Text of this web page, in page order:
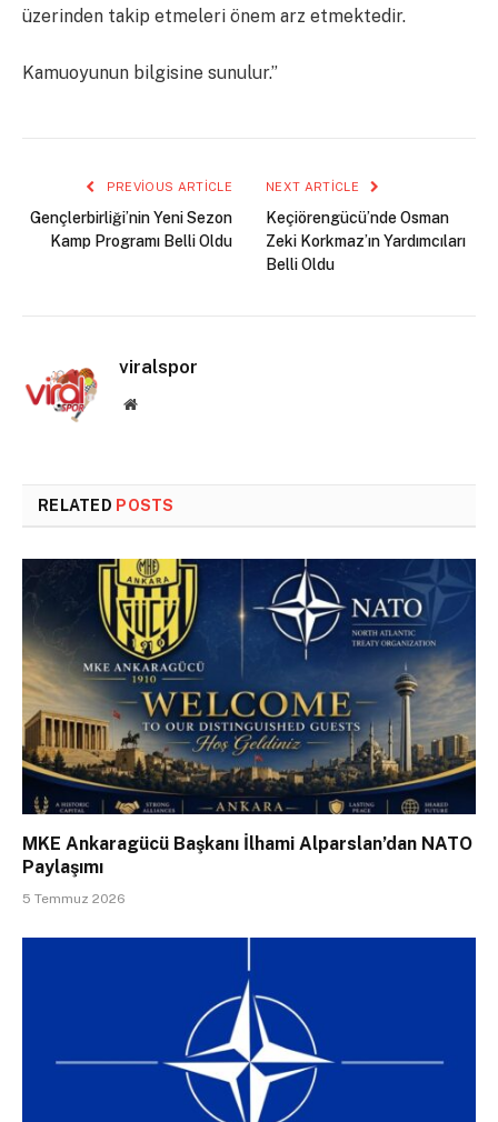
üzerinden takip etmeleri önem arz etmektedir.
Kamuoyunun bilgisine sunulur.”
PREVIOUS ARTICLE
Gençlerbirliği’nin Yeni Sezon
Kamp Programı Belli Oldu
NEXT ARTICLE
Keçiörengücü’nde Osman
Zeki Korkmaz’ın Yardımcıları
Belli Oldu
viralspor
Website
RELATED POSTS
MKE Ankaragücü Başkanı İlhami Alparslan’dan NATO
Paylaşımı
5 Temmuz 2026